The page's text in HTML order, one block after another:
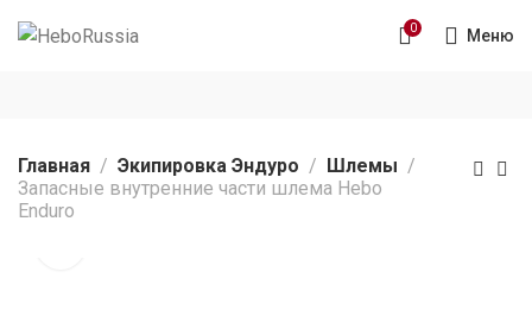
0 Меню
Главная Экипировка Эндуро
Шлемы
Запасные внутренние части шлема Hebo
Enduro